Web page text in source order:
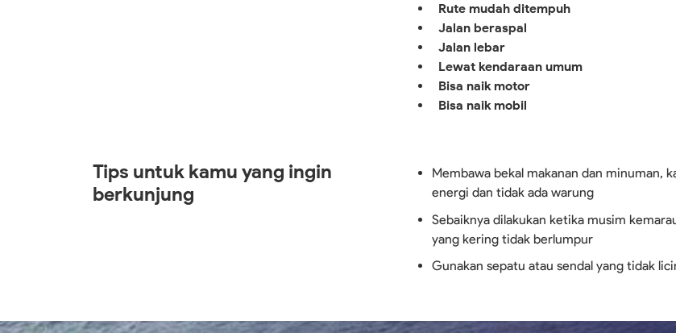
Rute mudah ditempuh
Jalan beraspal
Jalan lebar
Lewat kendaraan umum
Bisa naik motor
Bisa naik mobil
Tips untuk kamu yang ingin
berkunjung
Membawa bekal makanan dan minuman,
energi dan tidak ada warung
Sebaiknya dilakukan ketika musim
yang kering tidak berlumpur
Gunakan sepatu atau sendal yang tidak